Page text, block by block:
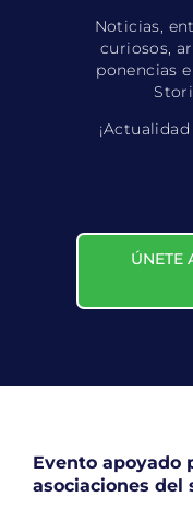
Noticias,
curiosos,
ponencias
ÚNETE
Evento apoyado
asociaciones del